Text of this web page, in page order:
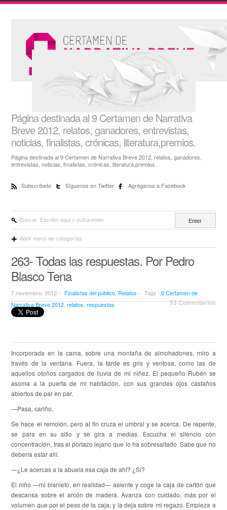
Página destinada al 9 Certamen de Narrativa
Breve 2012, relatos, ganadores, entrevistas,
noticias, finalistas, crónicas, literatura,premios.
Página destinada al 9 Certamen de Narrativa Breve 2012, relatos, ganadores,
entrevistas, noticias, finalistas, crónicas, literatura,premios.
Subscríbete Síguenos en Twitter Agréganos a Facebook
Abrir menú de categorías
263- Todas las respuestas. Por Pedro
Blasco Tena
7 noviembre, 2012 - Finalistas del público Relatos - Tags :9 Certamen de
Narrativa Breve 2012,relatos,respuestas 53 Comentarios
Incorporada en la cama, sobre una montaña de almohadones, miro a
través de la ventana. Fuera, la tarde es gris y ventosa, como las de
aquellos otoños cargados de lluvia de mi niñez. El pequeño Rubén se
asoma a la puerta de mi habitación, con sus grandes ojos castaños
abiertos de par en par.
—Pasa, cariño.
Se hace el remolón, pero al fin cruza el umbral y se acerca. De repente,
se para en su sitio y se gira a medias. Escucha el silencio con
concentración, tras el portazo lejano que lo ha sobresaltado. Sabe que no
debería estar allí.
—¿Le acercas a la abuela esa caja de ahí? ¿Sí?
El niño —mi bisnieto, en realidad— asiente y coge la caja de cartón que
descansa sobre el arcón de madera. Avanza con cuidado, más por el
volumen que por el peso de la caja, y la deja sobre mi regazo. Empieza a